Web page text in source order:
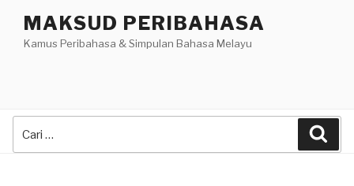
content
MAKSUD PERIBAHASA
Kamus Peribahasa & Simpulan Bahasa Melayu